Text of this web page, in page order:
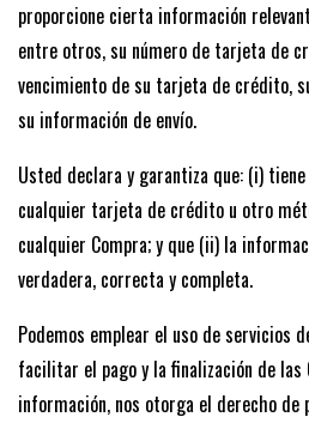
proporcione cierta información
entre otros, su número de tarjeta de
vencimiento de su tarjeta de crédito,
su información de envío.
Usted declara y garantiza que: (i)
cualquier tarjeta de crédito u otro
cualquier Compra; y que (ii) la
verdadera, correcta y completa.
Podemos emplear el uso de servicios
facilitar el pago y la finalización de las
información, nos otorga el derecho